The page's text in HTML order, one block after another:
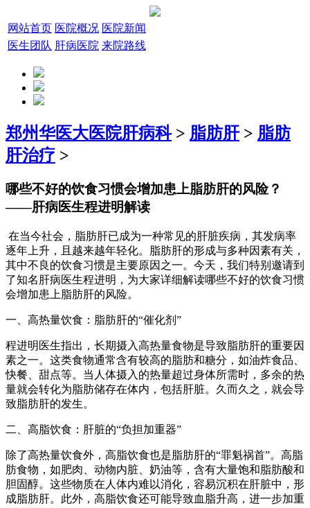
网站首页 医院概况 医院新闻
医生团队 肝病医院 来院路线
郑州华医大医院肝病科> 脂肪肝> 脂肪
肝治疗 >
哪些不好的饮食习惯会增加患上脂肪肝的风险？
——肝病医生程进明解读
在当今社会，脂肪肝已成为一种常见的肝脏疾病，其发病率
逐年上升，且越来越年轻化。脂肪肝的形成与多种因素有关，
其中不良的饮食习惯是主要原因之一。今天，我们特别邀请到
了知名肝病医生程进明，为大家详细解读哪些不好的饮食习惯
会增加患上脂肪肝的风险。
一、高热量饮食：脂肪肝的“催化剂”
程进明医生指出，长期摄入高热量食物是导致脂肪肝的重要因
素之一。这类食物通常含有较高的脂肪和糖分，如油炸食品、
快餐、甜点等。当人体摄入的热量超过身体所需时，多余的热
量就会转化为脂肪储存在体内，包括肝脏。久而久之，就会导
致脂肪肝的发生。
二、高脂饮食：肝脏的“负担加重器”
除了高热量饮食外，高脂饮食也是脂肪肝的“罪魁祸首”。高脂
肪食物，如肥肉、动物内脏、奶油等，含有大量饱和脂肪酸和
胆固醇。这些物质在人体内难以消化，容易沉积在肝脏中，形
成脂肪肝。此外，高脂饮食还可能导致血脂升高，进一步加重